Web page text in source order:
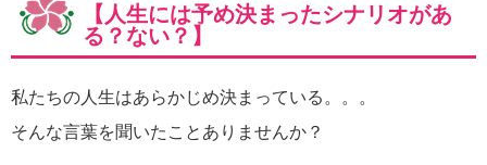
【人生には予め決まったシナリオがあ
る？ない？】
私たちの人生はあらかじめ決まっている。。。
そんな言葉を聞いたことありませんか？